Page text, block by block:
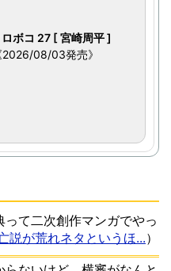
ボコ 27 [ 宮崎周平 ]
2026/08/03発売》
て二次創作マンガでやっ
説が荒れネタというほ...）